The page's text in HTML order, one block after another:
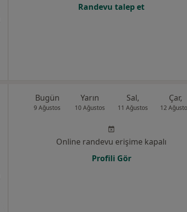
Randevu talep et
Bugün
9 Ağustos
Yarın
10 Ağustos
Sal,
11 Ağustos
Çar,
12
Online randevu erişime kapalı
Profili Gör